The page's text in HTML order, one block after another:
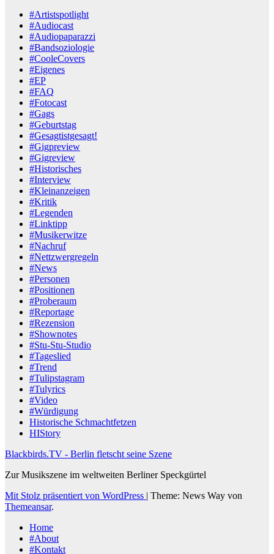
#Artistspotlight
#Audiocast
#Audiopaparazzi
#Bandsoziologie
#CooleCovers
#Eigenes
#EP
#FAQ
#Fotocast
#Gags
#Geburtstag
#Gesagtistgesagt!
#Gigpreview
#Gigreview
#Historisches
#Interview
#Kleinanzeigen
#Kritik
#Legenden
#Linktipp
#Musikerwitze
#Nachruf
#Nettzwergregeln
#News
#Personen
#Positionen
#Proberaum
#Reportage
#Rezension
#Shownotes
#Stu-Stu-Studio
#Tageslied
#Trend
#Tulipstagram
#Tulyrics
#Video
#Würdigung
Historische Schmachtfetzen
HIStory
Blackbirds.TV - Berlin fletscht seine Szene
Zur Musikszene im weltweiten Berliner Speckgürtel
Mit Stolz präsentiert von WordPress | Theme: News Way von
Themeansar.
Home
#About
#Kontakt